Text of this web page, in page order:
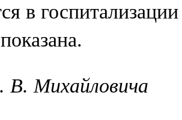
в
В. Михайловича